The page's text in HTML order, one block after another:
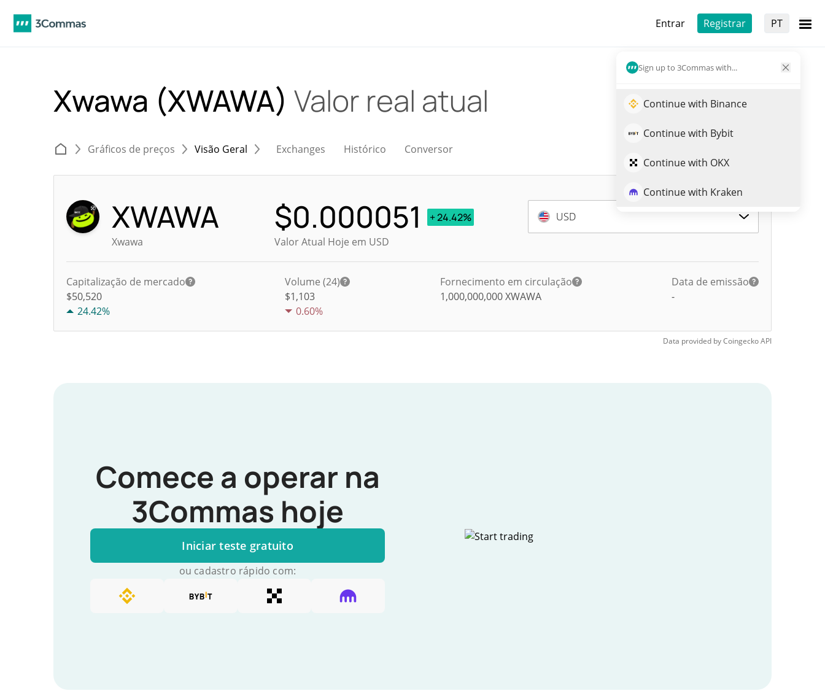
Entrar Registrar PT
Sign up to 3Commas with...
Continue with Binance
Continue with Bybit
Continue with OKX
Continue with Kraken
Xwawa (XWAWA) Valor real atual
Gráficos de preços Visão Geral Exchanges Histórico Conversor
XWAWA
Xwawa
$0.000051
+ 24.42%
Valor Atual Hoje em USD
USD
Capitalização de mercado
$50,520
24.42%
Volume (24)
$1,103
0.60%
Fornecimento em circulação
1,000,000,000XWAWA
Data de emissão
-
Data provided byCoingeckoAPI
Comece a operar na
3Commas hoje
Iniciar teste gratuito
ou cadastro rápido com: